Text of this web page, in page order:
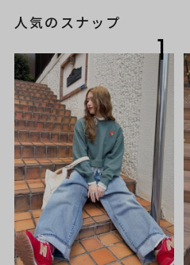
人気のスナップ
1